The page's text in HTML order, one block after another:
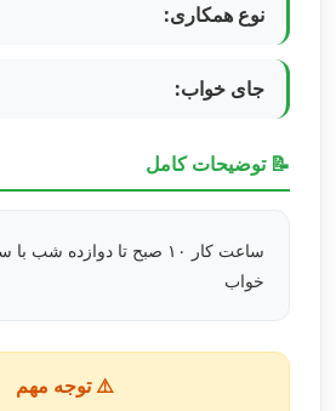
نوع همکاری:
جای خواب:
📝 توضیحات کامل
ساعت کار ۱۰ صبح تا دوازده
خواب
⚠️ توجه مهم